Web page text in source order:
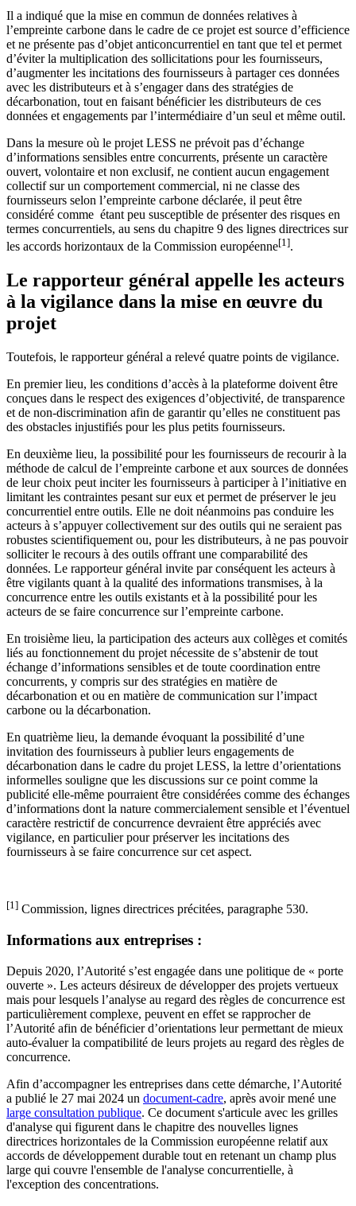
Il a indiqué que la mise en commun de données relatives à
l’empreinte carbone dans le cadre de ce projet est source d’efficience
et ne présente pas d’objet anticoncurrentiel en tant que tel et permet
d’éviter la multiplication des sollicitations pour les fournisseurs,
d’augmenter les incitations des fournisseurs à partager ces données
avec les distributeurs et à s’engager dans des stratégies de
décarbonation, tout en faisant bénéficier les distributeurs de ces
données et engagements par l’intermédiaire d’un seul et même outil.
Dans la mesure où le projet LESS ne prévoit pas d’échange
d’informations sensibles entre concurrents, présente un caractère
ouvert, volontaire et non exclusif, ne contient aucun engagement
collectif sur un comportement commercial, ni ne classe des
fournisseurs selon l’empreinte carbone déclarée, il peut être
considéré comme étant peu susceptible de présenter des risques en
termes concurrentiels, au sens du chapitre 9 des lignes directrices sur
les accords horizontaux de la Commission européenne[1].
Le rapporteur général appelle les acteurs
à la vigilance dans la mise en œuvre du
projet
Toutefois, le rapporteur général a relevé quatre points de vigilance.
En premier lieu, les conditions d’accès à la plateforme doivent être
conçues dans le respect des exigences d’objectivité, de transparence
et de non-discrimination afin de garantir qu’elles ne constituent pas
des obstacles injustifiés pour les plus petits fournisseurs.
En deuxième lieu, la possibilité pour les fournisseurs de recourir à la
méthode de calcul de l’empreinte carbone et aux sources de données
de leur choix peut inciter les fournisseurs à participer à l’initiative en
limitant les contraintes pesant sur eux et permet de préserver le jeu
concurrentiel entre outils. Elle ne doit néanmoins pas conduire les
acteurs à s’appuyer collectivement sur des outils qui ne seraient pas
robustes scientifiquement ou, pour les distributeurs, à ne pas pouvoir
solliciter le recours à des outils offrant une comparabilité des
données. Le rapporteur général invite par conséquent les acteurs à
être vigilants quant à la qualité des informations transmises, à la
concurrence entre les outils existants et à la possibilité pour les
acteurs de se faire concurrence sur l’empreinte carbone.
En troisième lieu, la participation des acteurs aux collèges et comités
liés au fonctionnement du projet nécessite de s’abstenir de tout
échange d’informations sensibles et de toute coordination entre
concurrents, y compris sur des stratégies en matière de
décarbonation et ou en matière de communication sur l’impact
carbone ou la décarbonation.
En quatrième lieu, la demande évoquant la possibilité d’une
invitation des fournisseurs à publier leurs engagements de
décarbonation dans le cadre du projet LESS, la lettre d’orientations
informelles souligne que les discussions sur ce point comme la
publicité elle-même pourraient être considérées comme des échanges
d’informations dont la nature commercialement sensible et l’éventuel
caractère restrictif de concurrence devraient être appréciés avec
vigilance, en particulier pour préserver les incitations des
fournisseurs à se faire concurrence sur cet aspect.
[1] Commission, lignes directrices précitées, paragraphe 530.
Informations aux entreprises :
Depuis 2020, l’Autorité s’est engagée dans une politique de « porte
ouverte ». Les acteurs désireux de développer des projets vertueux
mais pour lesquels l’analyse au regard des règles de concurrence est
particulièrement complexe, peuvent en effet se rapprocher de
l’Autorité afin de bénéficier d’orientations leur permettant de mieux
auto-évaluer la compatibilité de leurs projets au regard des règles de
concurrence.
Afin d’accompagner les entreprises dans cette démarche, l’Autorité
a publié le 27 mai 2024 un document-cadre, après avoir mené une
large consultation publique. Ce document s'articule avec les grilles
d'analyse qui figurent dans le chapitre des nouvelles lignes
directrices horizontales de la Commission européenne relatif aux
accords de développement durable tout en retenant un champ plus
large qui couvre l'ensemble de l'analyse concurrentielle, à
l'exception des concentrations.